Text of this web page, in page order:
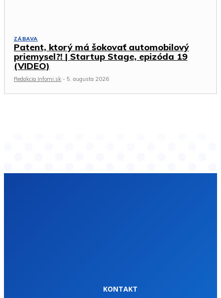
ZÁBAVA
Patent, ktorý má šokovať automobilový
priemysel?! | Startup Stage, epizóda 19
(VIDEO)
Redakcia Infomi.sk - 5. augusta 2026
KONTAKT